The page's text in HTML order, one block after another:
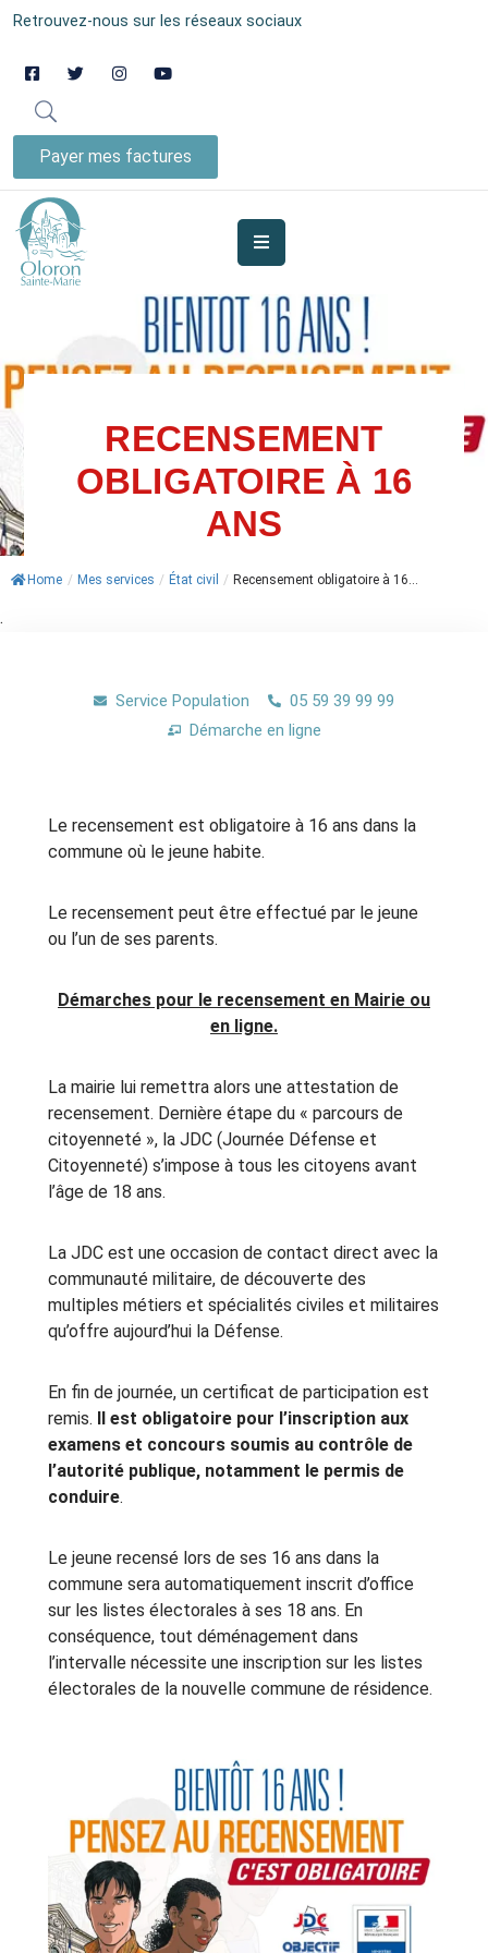
Retrouvez-nous sur les réseaux sociaux
Payer mes factures
AUJOURD’HUI
OLORON
JE
SUIS
MES
VIE
MUNICIPALE
JE
PARTICIPE
ACTUALITÉS
AGENDA
RECENSEMENT
OBLIGATOIRE À 16
ANS
Home / Mes services / État civil / Recensement obligatoire à 16...
.
Service Population
05 59 39 99 99
Démarche en ligne
Le recensement est obligatoire à 16 ans dans la
commune où le jeune habite.
Le recensement peut être effectué par le jeune
ou l’un de ses parents.
Démarches pour le recensement en Mairie ou
en ligne.
La mairie lui remettra alors une attestation de
recensement. Dernière étape du « parcours de
citoyenneté », la JDC (Journée Défense et
Citoyenneté) s’impose à tous les citoyens avant
l’âge de 18 ans.
La JDC est une occasion de contact direct avec la
communauté militaire, de découverte des
multiples métiers et spécialités civiles et militaires
qu’offre aujourd’hui la Défense.
En fin de journée, un certificat de participation est
remis. Il est obligatoire pour l’inscription aux
examens et concours soumis au contrôle de
l’autorité publique, notamment le permis de
conduire.
Le jeune recensé lors de ses 16 ans dans la
commune sera automatiquement inscrit d’office
sur les listes électorales à ses 18 ans. En
conséquence, tout déménagement dans
l’intervalle nécessite une inscription sur les listes
électorales de la nouvelle commune de résidence.